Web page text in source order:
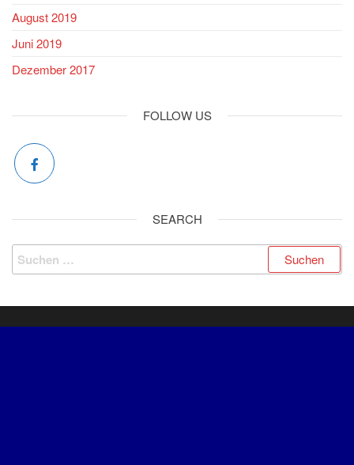
August 2019
Juni 2019
Dezember 2017
FOLLOW US
SEARCH